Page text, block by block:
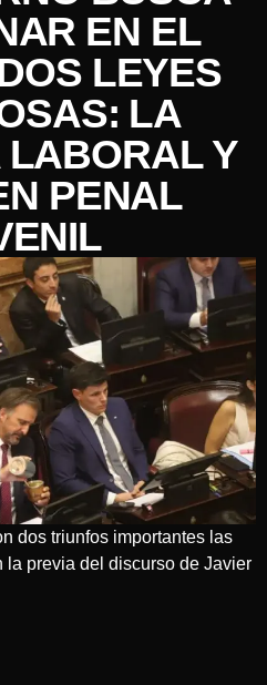
EN EL
LEYES
LA
LABORAL Y
PENAL
dos triunfos importantes las
previa del discurso de Javier